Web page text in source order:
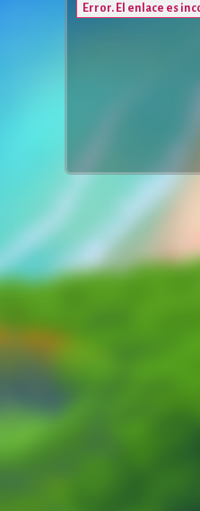
Error. El enlace es